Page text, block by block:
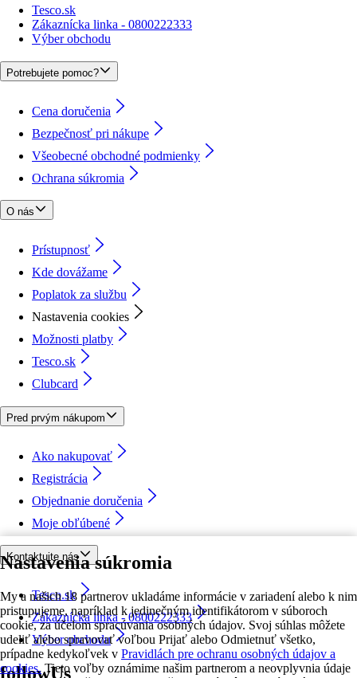
Nastavenia súkromia
My a našich 18 partnerov ukladáme informácie v zariadení alebo k nim
pristupujeme, napríklad k jedinečným identifikátorom v súboroch
cookie, za účelom spracúvania osobných údajov. Svoj súhlas môžete
udeliť alebo spravovať voľbou Prijať alebo Odmietnuť všetko,
prípadne kedykoľvek v Pravidlách pre ochranu osobných údajov a
cookies. Tieto voľby oznámime našim partnerom a neovplyvnia údaje
Tesco.sk
Zákaznícka linka - 0800222333
Výber obchodu
Potrebujete pomoc?
Cena doručenia
Bezpečnosť pri nákupe
Všeobecné obchodné podmienky
Ochrana súkromia
O nás
Prístupnosť
Kde dovážame
Poplatok za službu
Nastavenia cookies
Možnosti platby
Tesco.sk
Clubcard
Pred prvým nákupom
Ako nakupovať
Registrácia
Objednanie doručenia
Moje obľúbené
Kontaktujte nás
Tesco.sk
Zákaznícka linka - 0800222333
Výber obchodu
followUs